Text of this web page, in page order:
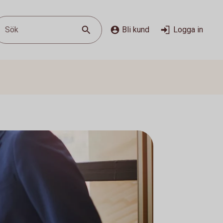
Sök Bli kund Logga in